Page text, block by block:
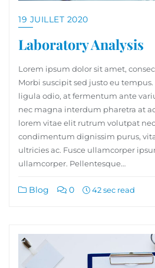
19 JUILLET 2020
Laboratory Analysis
Lorem ipsum dolor sit amet,
Morbi suscipit sed justo eu
ligula odio, at fermentum ante
nec magna interdum pharetra at
lorem vitae elit rutrum volutpat
condimentum dignissim purus,
ultricies ac. Fusce ullamcorper
ullamcorper. Pellentesque…
Blog 0 42 sec read